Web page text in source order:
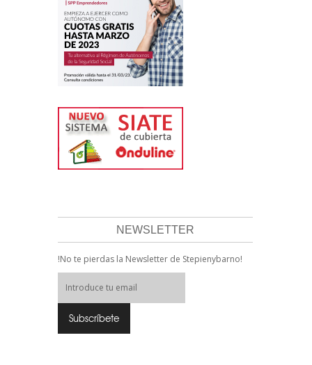
NEWSLETTER
!No te pierdas la Newsletter de Stepienybarno!